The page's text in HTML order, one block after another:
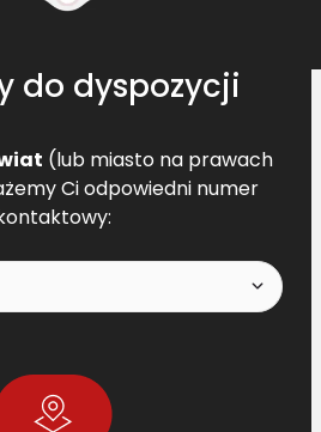
do dyspozycji
(lub miasto na prawach
Ci odpowiedni numer